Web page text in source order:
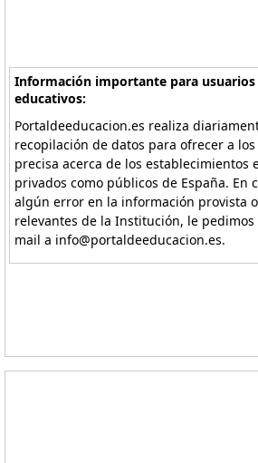
Información importante para
educativos:
Portaldeeducacion.es realiza
recopilación de datos para ofrecer a
precisa acerca de los establecimientos
privados como públicos de España. En
algún error en la información provista
relevantes de la Institución, le
mail a info@portaldeeducacion.es.